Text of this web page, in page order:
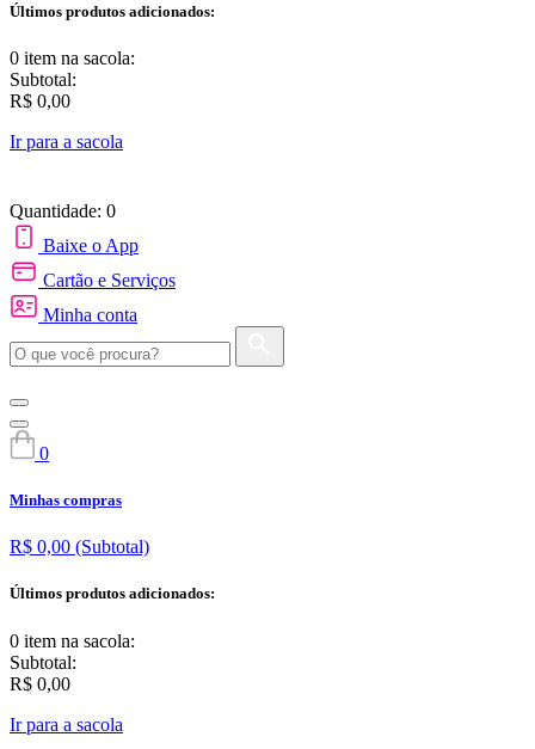
Últimos produtos adicionados:
0 item na sacola:
Subtotal:
R$ 0,00
Ir para a sacola
Quantidade: 0
Baixe o App
Cartão e Serviços
Minha conta
0
Minhas compras
R$ 0,00 (Subtotal)
Últimos produtos adicionados:
0 item na sacola:
Subtotal:
R$ 0,00
Ir para a sacola